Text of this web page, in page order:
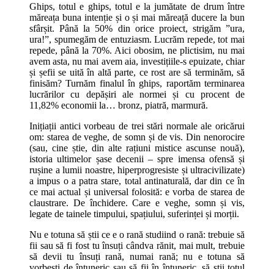
Ghips, totul e ghips, totul e la jumătate de drum între
măreața buna intenție și o și mai măreață ducere la bun
sfârșit. Până la 50% din orice proiect, strigăm ”ura,
ura!”, spumegăm de entuziasm. Lucrăm repede, tot mai
repede, până la 70%. Aici obosim, ne plictisim, nu mai
avem asta, nu mai avem aia, investițiile-s epuizate, chiar
și șefii se uită în altă parte, ce rost are să terminăm, să
finisăm? Turnăm finalul în ghips, raportăm terminarea
lucrărilor cu depășiri ale normei și cu procent de
11,82% economii la… bronz, piatră, marmură.
Inițiații antici vorbeau de trei stări normale ale oricărui
om: starea de veghe, de somn și de vis. Din nenorocire
(sau, cine știe, din alte rațiuni mistice ascunse nouă),
istoria ultimelor șase decenii – spre imensa ofensă și
rușine a lumii noastre, hiperprogresiste și ultracivilizate)
a impus o a patra stare, total antinaturală, dar din ce în
ce mai actual și universal folosită: e vorba de starea de
claustrare. De închidere. Care e veghe, somn și vis,
legate de tainele timpului, spațiului, suferinței și morții.
Nu e totuna să știi ce e o rană studiind o rană: trebuie să
fii sau să fi fost tu însuți cândva rănit, mai mult, trebuie
să devii tu însuți rană, numai rană; nu e totuna să